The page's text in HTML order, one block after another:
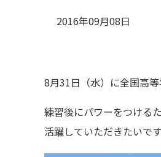
2016年09月08日
8月31日（水）に全国高
練習後にパワーをつける
活躍していただきたいで